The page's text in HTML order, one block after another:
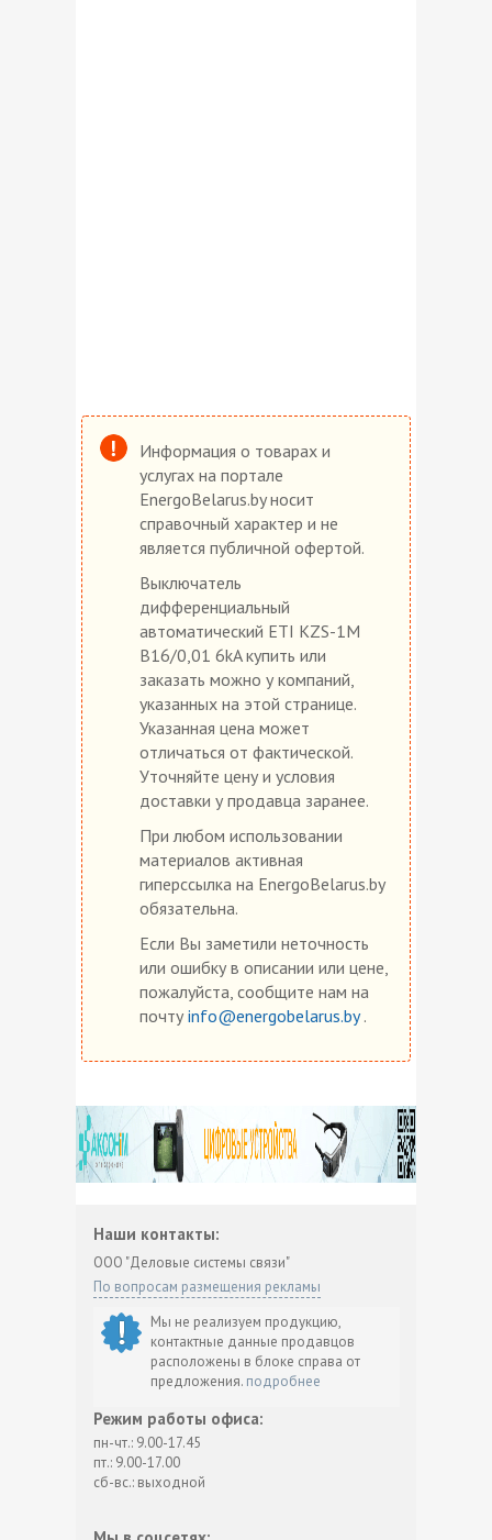
Информация о товарах и
услугах на портале
EnergoBelarus.by носит
справочный характер и не
является публичной офертой.
Выключатель
дифференциальный
автоматический ETI KZS-1M
B16/0,01 6kA купить или
заказать можно у компаний,
указанных на этой странице.
Указанная цена может
отличаться от фактической.
Уточняйте цену и условия
доставки у продавца заранее.
При любом использовании
материалов активная
гиперссылка на EnergoBelarus.by
обязательна.
Если Вы заметили неточность
или ошибку в описании или цене,
пожалуйста, сообщите нам на
почту info@energobelarus.by.
Наши контакты:
ООО "Деловые системы связи"
По вопросам размещения рекламы
Мы не реализуем продукцию,
контактные данные продавцов
расположены в блоке справа от
предложения. подробнее
Режим работы офиса:
пн-чт.: 9.00-17.45
пт.: 9.00-17.00
сб-вс.: выходной